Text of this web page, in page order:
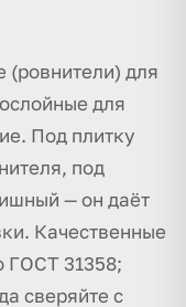
(ровнители) для
для
Под плитку
под
— он даёт
Качественные
ГОСТ 31358;
сверяйте с